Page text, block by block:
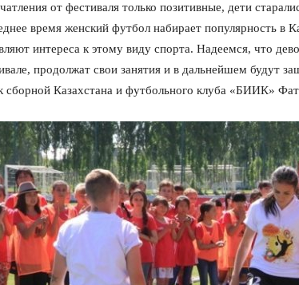
от фестиваля только позитивные, дети
время женский футбол набирает популярность в
интереса к этому виду спорта. Надеемся, что
продолжат свои занятия и в дальнейшем будут
сборной Казахстана и футбольного клуба «БИИК»